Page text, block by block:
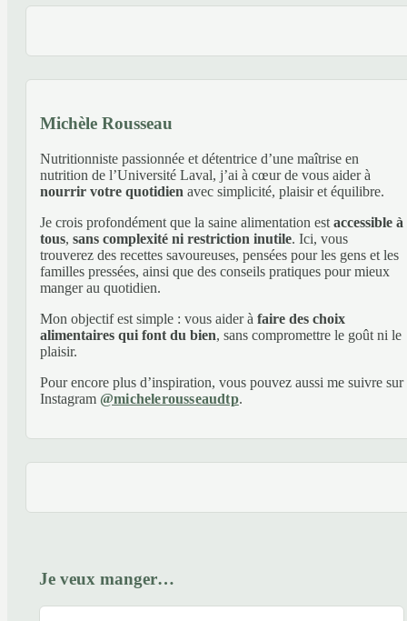
Michèle Rousseau
Nutritionniste passionnée et détentrice d’une maîtrise en
nutrition de l’Université Laval, j’ai à cœur de vous aider à
nourrir votre quotidien avec simplicité, plaisir et équilibre.
Je crois profondément que la saine alimentation est accessible à
tous, sans complexité ni restriction inutile. Ici, vous
trouverez des recettes savoureuses, pensées pour les gens et les
familles pressées, ainsi que des conseils pratiques pour mieux
manger au quotidien.
Mon objectif est simple : vous aider à faire des choix
alimentaires qui font du bien, sans compromettre le goût ni le
plaisir.
Pour encore plus d’inspiration, vous pouvez aussi me suivre sur
Instagram @michelerousseaudtp.
Je veux manger…